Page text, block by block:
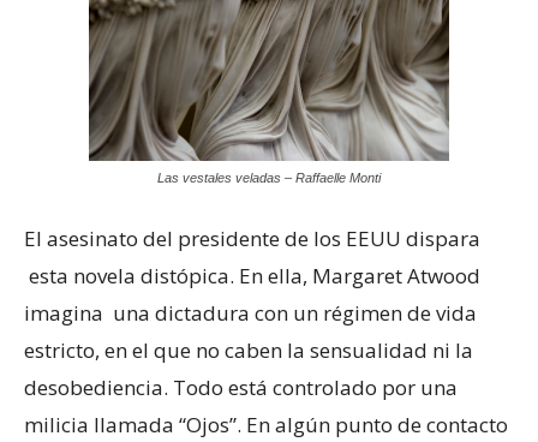
Las vestales veladas – Raffaelle Monti
El asesinato del presidente de los EEUU dispara
esta novela distópica. En ella, Margaret Atwood
imagina una dictadura con un régimen de vida
estricto, en el que no caben la sensualidad ni la
desobediencia. Todo está controlado por una
milicia llamada “Ojos”. En algún punto de contacto